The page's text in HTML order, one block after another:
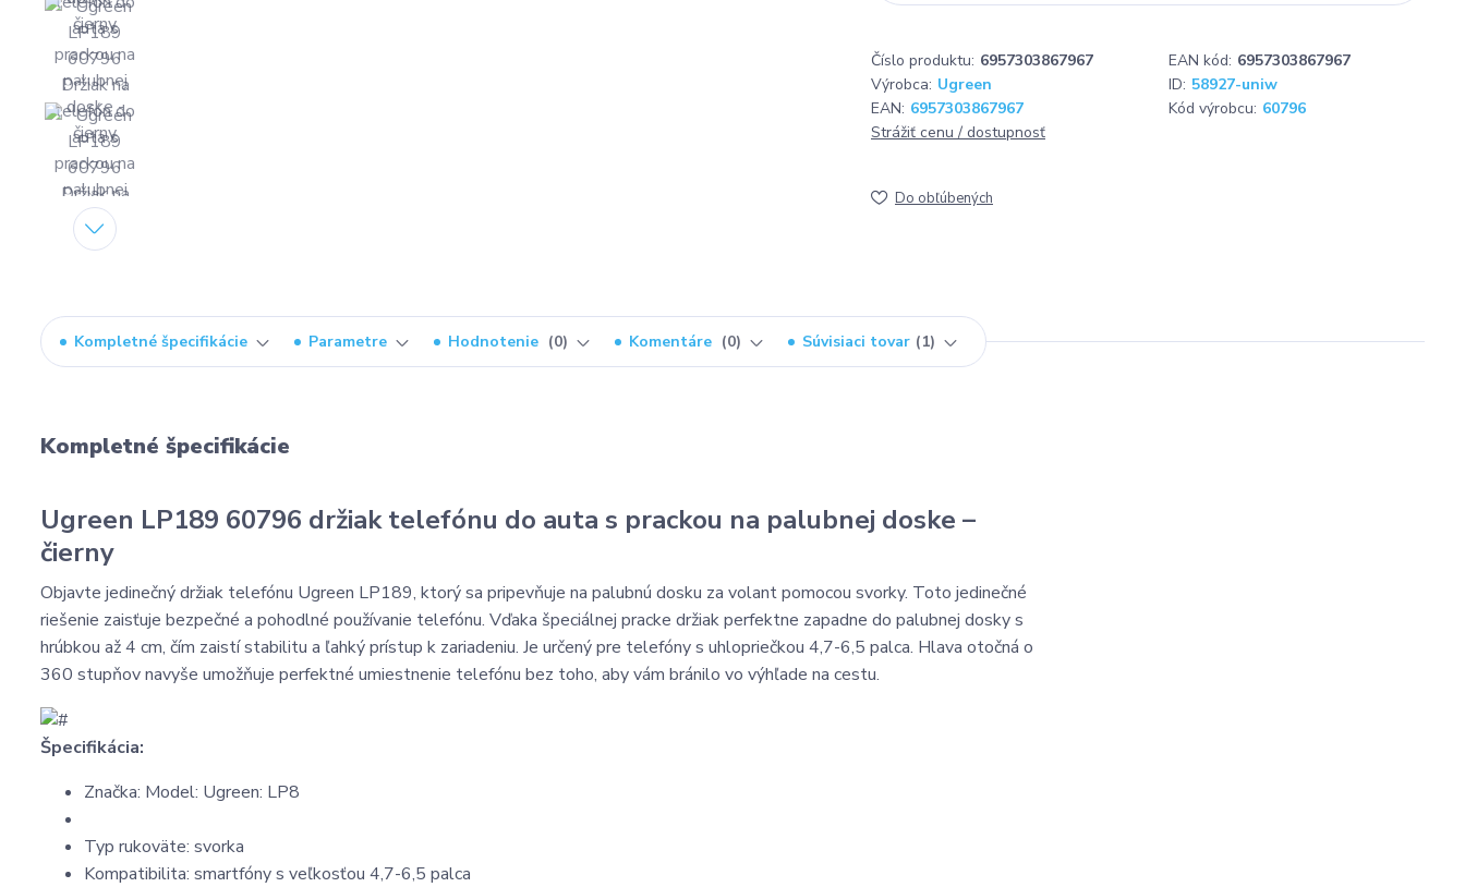
Číslo produktu: 6957303867967 EAN kód: 6957303867967
Výrobca: Ugreen ID: 58927-uniw
EAN: 6957303867967 Kód výrobcu: 60796
Strážiť cenu / dostupnosť
Do obľúbených
Kompletné špecifikácie Parametre Hodnotenie 0 Komentáre 0 Súvisiaci tovar 1
Kompletné špecifikácie
Ugreen LP189 60796 držiak telefónu do auta s prackou na palubnej doske –
čierny
Objavte jedinečný držiak telefónu Ugreen LP189, ktorý sa pripevňuje na palubnú dosku za volant pomocou svorky. Toto jedinečné
riešenie zaisťuje bezpečné a pohodlné používanie telefónu. Vďaka špeciálnej pracke držiak perfektne zapadne do palubnej dosky s
hrúbkou až 4 cm, čím zaistí stabilitu a ľahký prístup k zariadeniu. Je určený pre telefóny s uhlopriečkou 4,7-6,5 palca. Hlava otočná o
360 stupňov navyše umožňuje perfektné umiestnenie telefónu bez toho, aby vám bránilo vo výhľade na cestu.
Špecifikácia:
Značka: Model: Ugreen: LP8
Typ rukoväte: svorka
Kompatibilita: smartfóny s veľkosťou 4,7-6,5 palca